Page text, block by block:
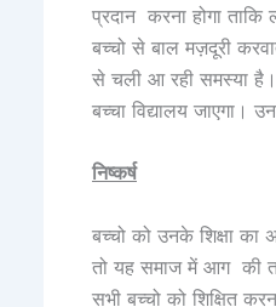
प्रदान करना होगा
बच्चो से बाल मज़दूरी
से चली आ रही समस्या
बच्चा विद्यालय जाएगा।
निष्कर्ष
बच्चो को उनके शिक्षा का
तो यह समाज में आग की
सभी बच्चो को शिक्षित